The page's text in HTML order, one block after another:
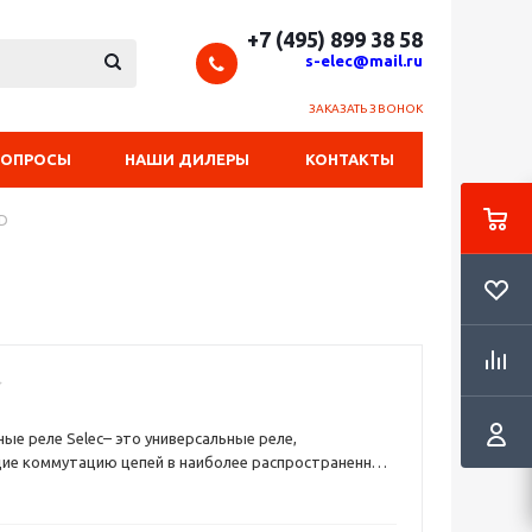
+7 (495) 899 38 58
s-elec@mail.ru
ЗАКАЗАТЬ ЗВОНОК
НАШИ ДИЛЕРЫ КОНТАКТЫ
реле Selec– это универсальные реле,
коммутацию цепей в наиболее распространенных
диапазонах токов нагрузки резистивного или